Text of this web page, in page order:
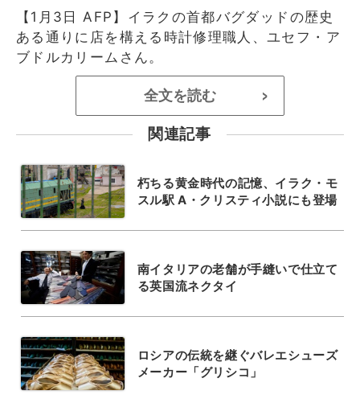
【1月3日 AFP】イラクの首都バグダッドの歴史
ある通りに店を構える時計修理職人、ユセフ・ア
ブドルカリームさん。
全文を読む >
関連記事
朽ちる黄金時代の記憶、イラク・モ
スル駅 A・クリスティ小説にも登場
南イタリアの老舗が手縫いで仕立て
る英国流ネクタイ
ロシアの伝統を継ぐバレエシューズ
メーカー「グリシコ」